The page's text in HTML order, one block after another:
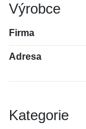
Výrobce
Firma
Adresa
Kategorie